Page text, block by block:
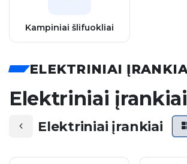
Kampiniai šlifuokliai
ELEKTRINIAI
Elektriniai įrankiai
Elektriniai įrankiai